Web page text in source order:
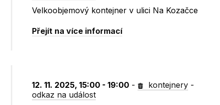
Velkoobjemový kontejner v ulici Na Kozačce
Přejít na více informací
12. 11. 2025, 15:00 - 19:00 - kontejnery -
odkaz na událost